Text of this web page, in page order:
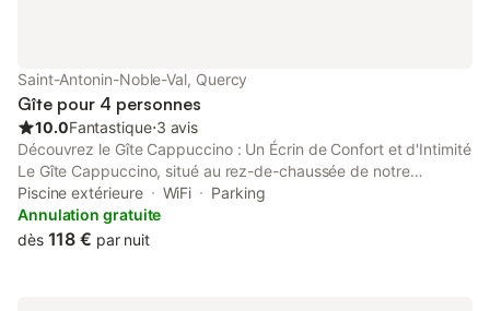
Saint-Antonin-Noble-Val, Quercy
Gîte pour 4 personnes
10.0Fantastique⋅3 avis
Découvrez le Gîte Cappuccino : Un Écrin de Confort et d'Intimité
Le Gîte Cappuccino, situé au rez-de-chaussée de notre
charmante maison en pierre naturelle du Quercy, vous offre un
espace chaleureux et indépendant pour des séjours
inoubliables. Avec sa terrasse sous le figuier, il est idéal pour
Piscine extérieure WiFi
Parking
Annulation gratuite
dès 118 € par nuit